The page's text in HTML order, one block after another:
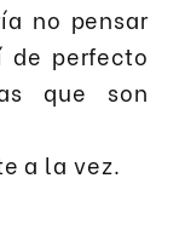
no pensar
de perfecto
que son
a la vez.